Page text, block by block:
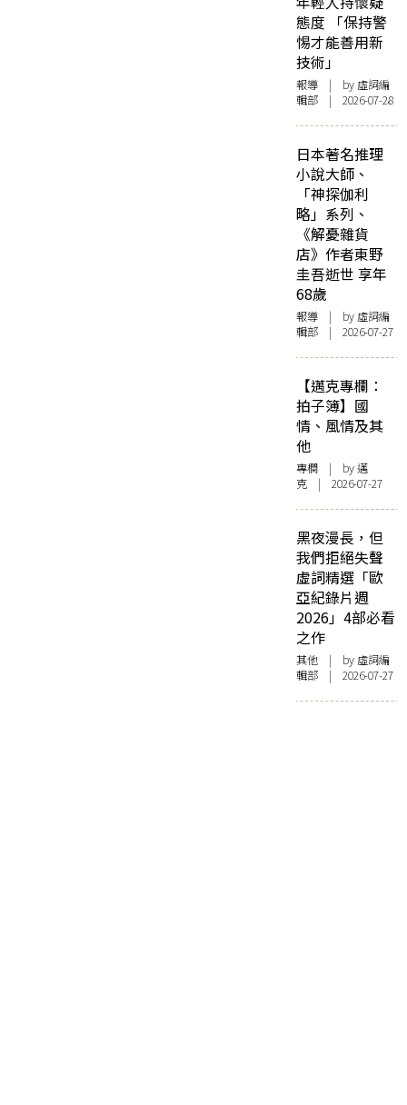
態度 「保持警
惕才能善用新
技術」
報導 | by 虛詞編
輯部 | 2026-07-28
日本著名推理
小說大師、
「神探伽利
略」系列、
《解憂雜貨
店》作者東野
圭吾逝世 享年
68歲
報導 | by 虛詞編
輯部 | 2026-07-27
【邁克專欄：
拍子簿】國
情、風情及其
他
專欄 | by邁
克 | 2026-07-27
黑夜漫長，但
我們拒絕失聲
虛詞精選「歐
亞紀錄片週
2026」4部必看
之作
其他 | by 虛詞編
輯部 | 2026-07-27